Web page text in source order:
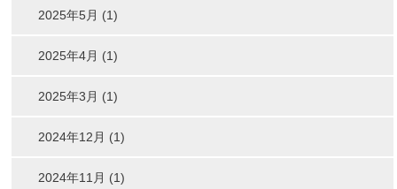
2025年5月 (1)
2025年4月 (1)
2025年3月 (1)
2024年12月 (1)
2024年11月 (1)